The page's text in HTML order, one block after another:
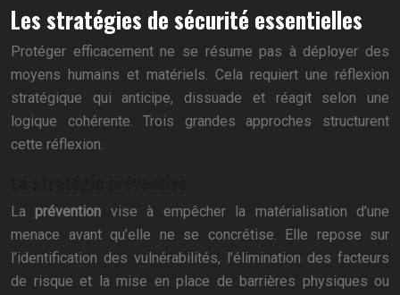
Les stratégies de sécurité essentielles
Protéger efficacement ne se résume pas à déployer des
moyens humains et matériels. Cela requiert une réflexion
stratégique qui anticipe, dissuade et réagit selon une
logique cohérente. Trois grandes approches structurent
cette réflexion.
Laprévention vise à empêcher la matérialisation d’une
menace avant qu’elle ne se concrétise. Elle repose sur
l’identification des vulnérabilités, l’élimination des facteurs
de risque et la mise en place de barrières physiques ou